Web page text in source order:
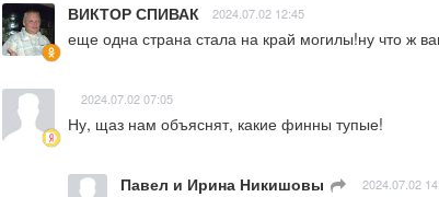
ВИКТОР СПИВАК 2024.07.02 12:45
еще одна страна стала на край могилы!ну что ж
2024.07.02 07:05
Ну, щаз нам объяснят, какие финны тупые!
Павел и Ирина Никишовы 2024.07.02